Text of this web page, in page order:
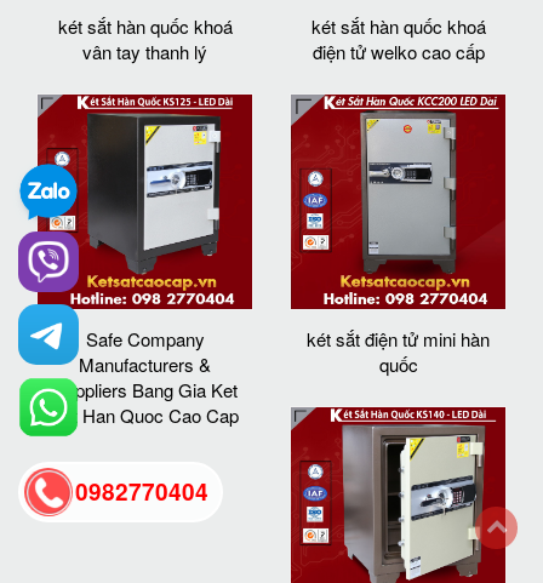
két sắt hàn quốc khoá
vân tay thanh lý
két sắt hàn quốc khoá
điện tử welko cao cấp
Safe Company
Manufacturers &
Suppliers Bang Gia Ket
Sat Han Quoc Cao Cap
két sắt điện tử mini hàn
quốc
0982770404
back